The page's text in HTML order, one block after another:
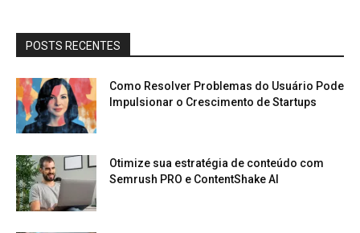
POSTS RECENTES
Como Resolver Problemas do Usuário Pode
Impulsionar o Crescimento de Startups
Otimize sua estratégia de conteúdo com
Semrush PRO e ContentShake AI